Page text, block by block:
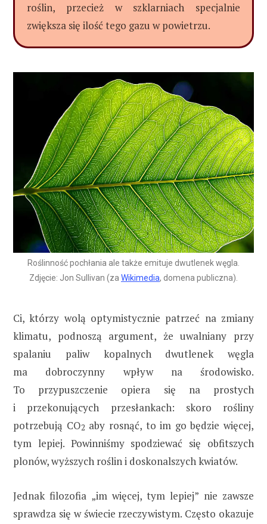
roślin, przecież w szklarniach specjalnie
zwiększa się ilość tego gazu w powietrzu.
Roślinność pochłania ale także emituje dwutlenek węgla.
Zdjęcie: Jon Sullivan (za Wikimedia, domena publiczna).
Ci, którzy wolą optymistycznie patrzeć na zmiany
klimatu, podnoszą argument, że uwalniany przy
spalaniu paliw kopalnych dwutlenek węgla
ma dobroczynny wpływ na środowisko.
To przypuszczenie opiera się na prostych
i przekonujących przesłankach: skoro rośliny
potrzebują CO2 aby rosnąć, to im go będzie więcej,
tym lepiej. Powinniśmy spodziewać się obfitszych
plonów, wyższych roślin i doskonalszych kwiatów.
Jednak filozofia „im więcej, tym lepiej” nie zawsze
sprawdza się w świecie rzeczywistym. Często okazuje